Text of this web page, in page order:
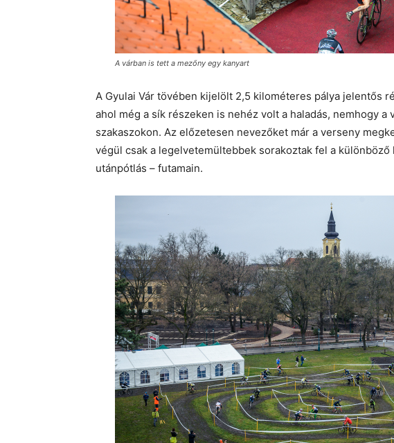
A várban is tett a mezőny egy kanyart
A Gyulai Vár tövében kijelölt 2,5 kilométeres pálya jelentős
ahol még a sík részeken is nehéz volt a haladás, nemhogy
szakaszokon. Az előzetesen nevezőket már a verseny
végül csak a legelvetemültebbek sorakoztak fel a különböző
utánpótlás – futamain.